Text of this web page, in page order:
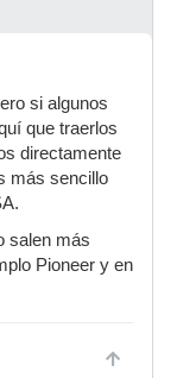
si algunos
que traerlos
directamente
más sencillo
salen más
Pioneer y en